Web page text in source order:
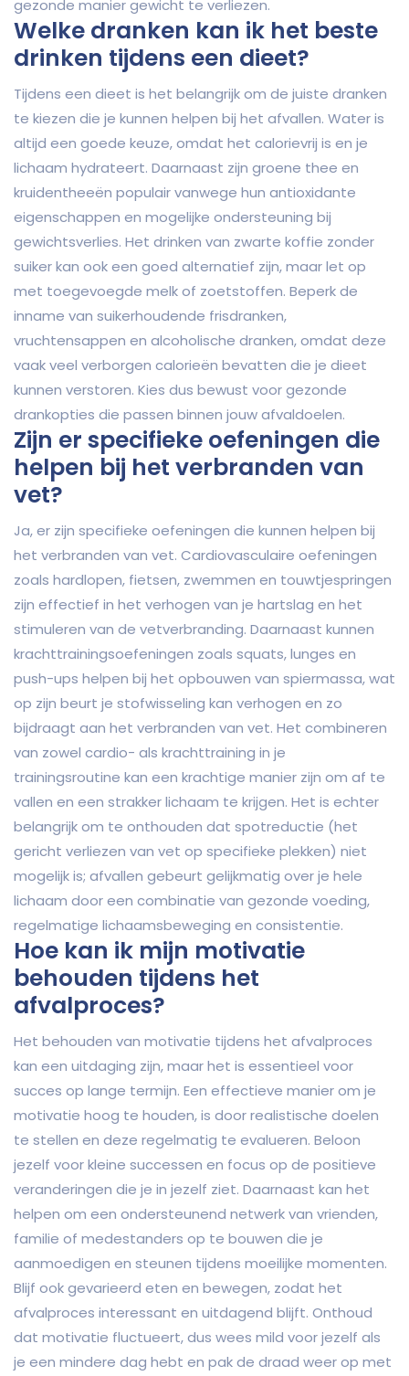
gezonde manier gewicht te verliezen.
Welke dranken kan ik het beste
drinken tijdens een dieet?
Tijdens een dieet is het belangrijk om de juiste dranken
te kiezen die je kunnen helpen bij het afvallen. Water is
altijd een goede keuze, omdat het calorievrij is en je
lichaam hydrateert. Daarnaast zijn groene thee en
kruidentheeën populair vanwege hun antioxidante
eigenschappen en mogelijke ondersteuning bij
gewichtsverlies. Het drinken van zwarte koffie zonder
suiker kan ook een goed alternatief zijn, maar let op
met toegevoegde melk of zoetstoffen. Beperk de
inname van suikerhoudende frisdranken,
vruchtensappen en alcoholische dranken, omdat deze
vaak veel verborgen calorieën bevatten die je dieet
kunnen verstoren. Kies dus bewust voor gezonde
drankopties die passen binnen jouw afvaldoelen.
Zijn er specifieke oefeningen die
helpen bij het verbranden van
vet?
Ja, er zijn specifieke oefeningen die kunnen helpen bij
het verbranden van vet. Cardiovasculaire oefeningen
zoals hardlopen, fietsen, zwemmen en touwtjespringen
zijn effectief in het verhogen van je hartslag en het
stimuleren van de vetverbranding. Daarnaast kunnen
krachttrainingsoefeningen zoals squats, lunges en
push-ups helpen bij het opbouwen van spiermassa, wat
op zijn beurt je stofwisseling kan verhogen en zo
bijdraagt aan het verbranden van vet. Het combineren
van zowel cardio- als krachttraining in je
trainingsroutine kan een krachtige manier zijn om af te
vallen en een strakker lichaam te krijgen. Het is echter
belangrijk om te onthouden dat spotreductie (het
gericht verliezen van vet op specifieke plekken) niet
mogelijk is; afvallen gebeurt gelijkmatig over je hele
lichaam door een combinatie van gezonde voeding,
regelmatige lichaamsbeweging en consistentie.
Hoe kan ik mijn motivatie
behouden tijdens het
afvalproces?
Het behouden van motivatie tijdens het afvalproces
kan een uitdaging zijn, maar het is essentieel voor
succes op lange termijn. Een effectieve manier om je
motivatie hoog te houden, is door realistische doelen
te stellen en deze regelmatig te evalueren. Beloon
jezelf voor kleine successen en focus op de positieve
veranderingen die je in jezelf ziet. Daarnaast kan het
helpen om een ondersteunend netwerk van vrienden,
familie of medestanders op te bouwen die je
aanmoedigen en steunen tijdens moeilijke momenten.
Blijf ook gevarieerd eten en bewegen, zodat het
afvalproces interessant en uitdagend blijft. Onthoud
dat motivatie fluctueert, dus wees mild voor jezelf als
je een mindere dag hebt en pak de draad weer op met